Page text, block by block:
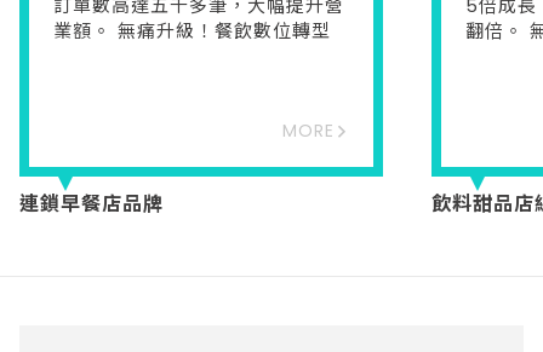
訂單數高達五千多筆，大幅提升營
業額。 無痛升級！餐飲數位轉型
MORE
連鎖早餐店品牌
5倍成長
翻倍。
飲料甜品店